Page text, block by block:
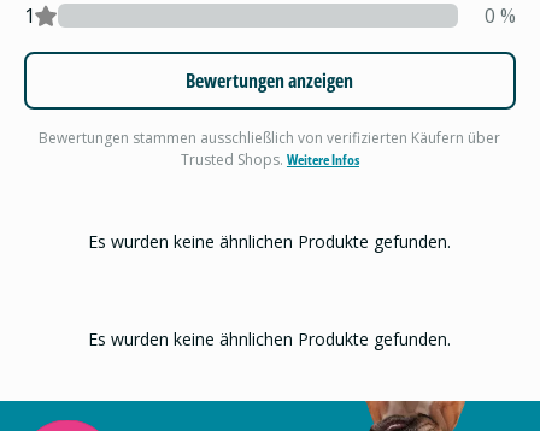
1
0 %
Bewertungen anzeigen
Bewertungen stammen ausschließlich von verifizierten Käufern über
Trusted Shops. Weitere Infos
Es wurden keine ähnlichen Produkte gefunden.
Es wurden keine ähnlichen Produkte gefunden.